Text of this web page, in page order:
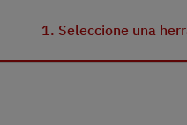
1. Seleccione una